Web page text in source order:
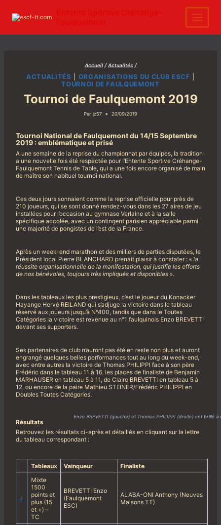
contenu
Accueil / Actualités /
ACTUALITÉS ORGANISATIONS DU CLUB ESCF
TOURNOI DE FAULQUEMONT
Tournoi de Faulquemont 2019
Par jz57 20/09/2019
Tournoi National de Faulquemont du 14/15 Septembre
2019 : emblématique et prisé
A une semaine de la reprise du championnat par équipes, la tradition
a une nouvelle fois été respectée pour l’Entente Sportive Créhange-
Faulquemont Tennis de Table, qui a une fois encore organisé de main
de maître son habituel tournoi national.
Ces deux jours sonnaient comme la reprise officielle pour près de
210 joueurs, qui se sont donné rendez-vous dans les 27 aires de jeu
installées pour l’occasion au gymnase Verlaine et à la salle
spécifique accolée, avec un contingent parisien appréciable parmi
une majorité de pongistes de l’est de la France.
Après un week-end marathon et des milliers de parties disputées, le
Président local Pierre BLANCHARD prenait plaisir à constater : « la
réussite organisationnelle de la manifestation, qui justifie les efforts
de nos bénévoles, toujours très impliqués et disponibles ».
Dans les tableaux les plus prestigieux, c’est le joueur du Konacker
Hayange Hervé REILAND qui s’adjuge la victoire dans le tableau
réservé aux joueurs jusqu’à N°400, tandis que dans le Toutes
Catégories la victoire est revenue au n°1 faulquinois Enzo BREVETTI
devant ses supporters.
Ses partenaires de club n’auront pas été en reste non plus et auront
engrangé quelques belles performances tout au long du week-end,
avec entre autres la victoire de Thomas PHILIPPI face à son père
Frédéric dans le tableau 11 à 16, les places de finaliste de Benjamin
MARHAUSER en tableau 5 à 11, de Claire BREVETTI en tableau 5 à
12, ou encore de la paire Mathieu STEINER/Frédéric PHILIPPI en
Doubles Toutes Catégories.
Enzo BREVETTI (gauche) et Thomas PHILIPPI (droite) ont brillé à
Résultats
Retrouvez les résultats ci-après et détaillés en cliquant sur la lettre
du tableau correspondant :
Tableaux Vainqueur Finaliste
J
Mixte
1500
points et
plus (15
et +) –
TC
BREVETTI Enzo
(Faulquemont
ESC)
ALABA-ONI Anthony (Neuves
Maisons TT)